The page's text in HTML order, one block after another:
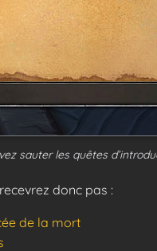
sauter les quêtes
donc pas :
de la mort